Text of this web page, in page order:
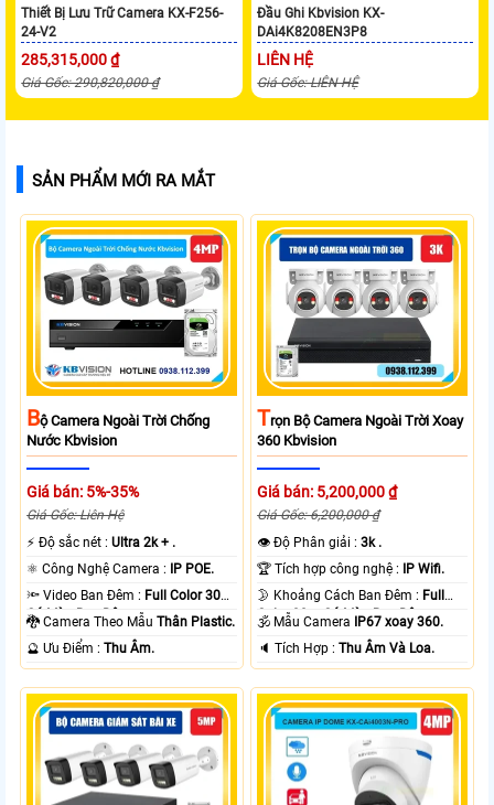
Thiết Bị Lưu Trữ Camera KX-F256-
24-V2
285,315,000 ₫
Giá Gốc: 290,820,000 ₫
Đầu Ghi Kbvision KX-
DAi4K8208EN3P8
LIÊN HỆ
Giá Gốc: LIÊN HỆ
SẢN PHẨM MỚI RA MẮT
BỘ Camera Ngoài Trời Chống
Nước Kbvision
Giá bán: 5%-35%
Giá Gốc: Liên Hệ
️⚡ Độ sắc nét :Ultra 2k + .
⚛️ Công Nghệ Camera : IP POE.
🔦 Video Ban Đêm : Full Color 30m
Có Màu Ban Ðêm.
🐉️ Camera Theo MẫuThân Plastic.
️🔮 Ưu Điểm :Thu Âm.
TRọn Bộ Camera Ngoài Trời Xoay
360 Kbvision
Giá bán: 5,200,000 ₫
Giá Gốc: 6,200,000 ₫
👁 Độ Phân giải :3k .
🏆 Tích hợp công nghệ : IP Wifi.
🌛 Khoảng Cách Ban Đêm : Full
Color 30m Có Màu Ban Ðêm.
🕉️ Mẫu Camera IP67 xoay 360.
️🔈 Tích Hợp :Thu Âm Và Loa.